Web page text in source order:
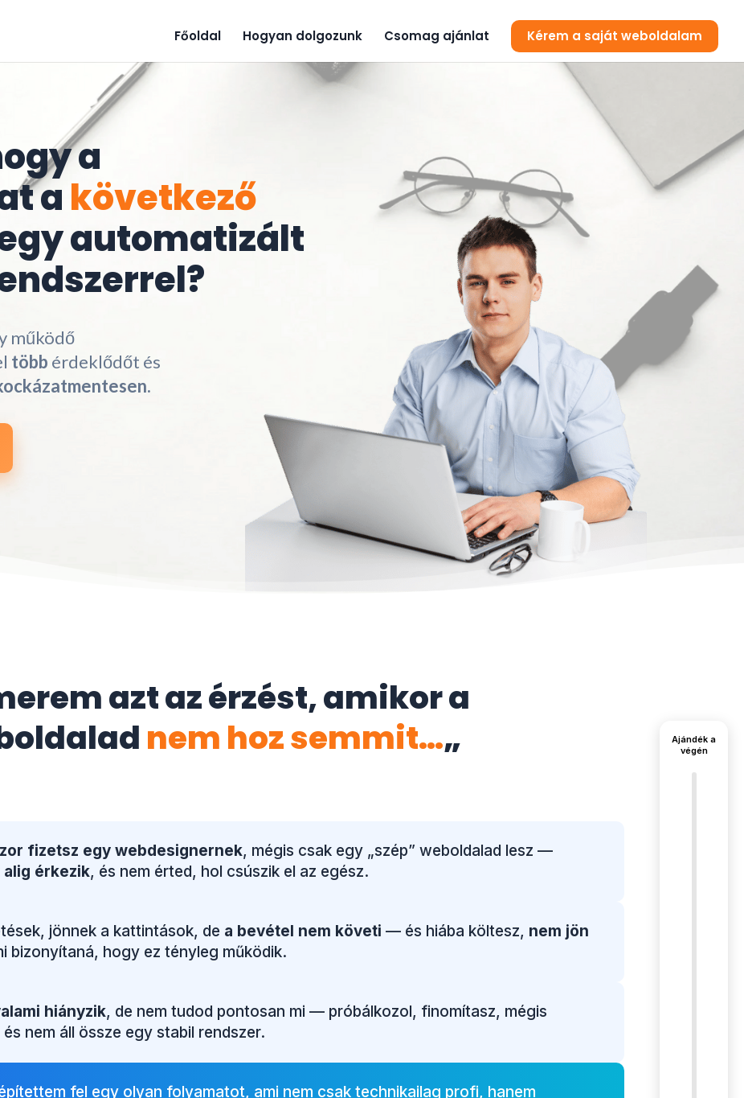
Főoldal Hogyan dolgozunk Csomag ajánlat Kérem a saját weboldalam
a
a következő
automatizált
működő
több érdeklődőt és
azt az érzést, amikor a
nem hoz semmit…„
fizetsz egy webdesignernek, mégis csak egy „szép” weboldalad lesz —
érkezik, és nem érted, hol csúszik el az egész.
jönnek a kattintások, de a bevétel nem követi — és hiába költesz, nem jön
bizonyítaná, hogy ez tényleg működik.
hiányzik, de nem tudod pontosan mi — próbálkozol, finomítasz, mégis
és nem áll össze egy stabil rendszer.
fel egy olyan folyamatot, ami nem csak technikailag profi, hanem
Ajándék a
végén